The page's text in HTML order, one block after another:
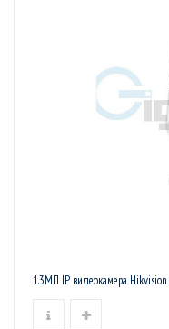
1.3МП IP видеокамера Hikvision